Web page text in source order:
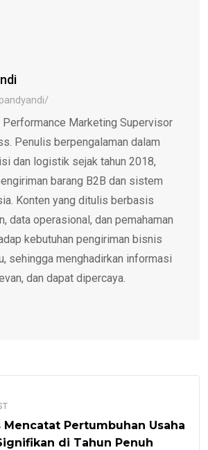
Performance Marketing Supervisor
Penulis berpengalaman dalam
dan logistik sejak tahun 2018,
barang B2B dan sistem
Konten yang ditulis berbasis
data operasional, dan pemahaman
kebutuhan pengiriman bisnis
sehingga menghadirkan informasi
dan dapat dipercaya.
Mencatat Pertumbuhan Usaha
di Tahun Penuh